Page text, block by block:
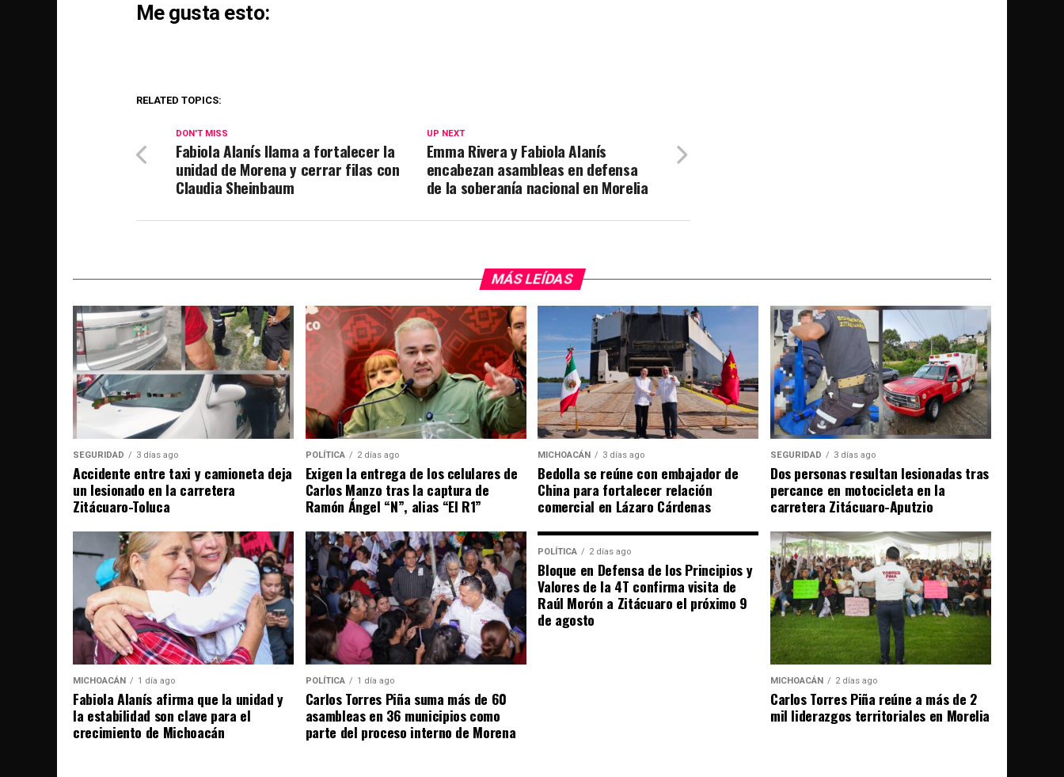
Me gusta esto:
RELATED TOPICS:
UP NEXT
Emma Rivera y Fabiola Alanís
encabezan asambleas en defensa
de la soberanía nacional en Morelia
DON'T MISS
Fabiola Alanís llama a fortalecer la
unidad de Morena y cerrar filas con
Claudia Sheinbaum
MÁS LEÍDAS
SEGURIDAD 3 días ago
Accidente entre taxi y camioneta deja
un lesionado en la carretera
Zitácuaro-Toluca
POLÍTICA 2 días ago
Exigen la entrega de los celulares de
Carlos Manzo tras la captura de
Ramón Ángel “N”, alias “El R1”
MICHOACÁN 3 días ago
Bedolla se reúne con embajador de
China para fortalecer relación
comercial en Lázaro Cárdenas
SEGURIDAD 3 días ago
Dos personas resultan lesionadas tras
percance en motocicleta en la
carretera Zitácuaro-Aputzio
MICHOACÁN 1 día ago
Fabiola Alanís afirma que la unidad y
la estabilidad son clave para el
crecimiento de Michoacán
POLÍTICA 1 día ago
Carlos Torres Piña suma más de 60
asambleas en 36 municipios como
parte del proceso interno de Morena
POLÍTICA 2 días ago
Bloque en Defensa de los Principios y
Valores de la 4T confirma visita de
Raúl Morón a Zitácuaro el próximo 9
de agosto
MICHOACÁN 2 días ago
Carlos Torres Piña reúne a más de 2
mil liderazgos territoriales en Morelia